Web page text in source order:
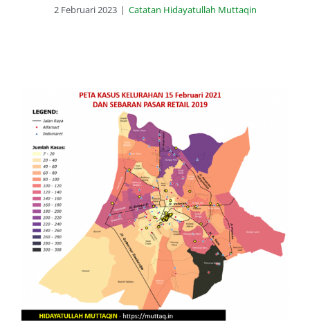
2 Februari 2023 | Catatan Hidayatullah Muttaqin
Pandemi Covid-19, Disrupsi dan
Digitalisasi Pasar Tradisional